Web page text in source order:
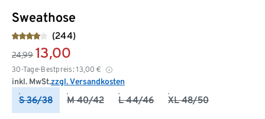
Sweathose
(244)
24,99 13,00
30-Tage-Bestpreis: 13,00 €
inkl. MwSt.zzgl. Versandkosten
S 36/38 M 40/42 L 44/46 XL 48/50